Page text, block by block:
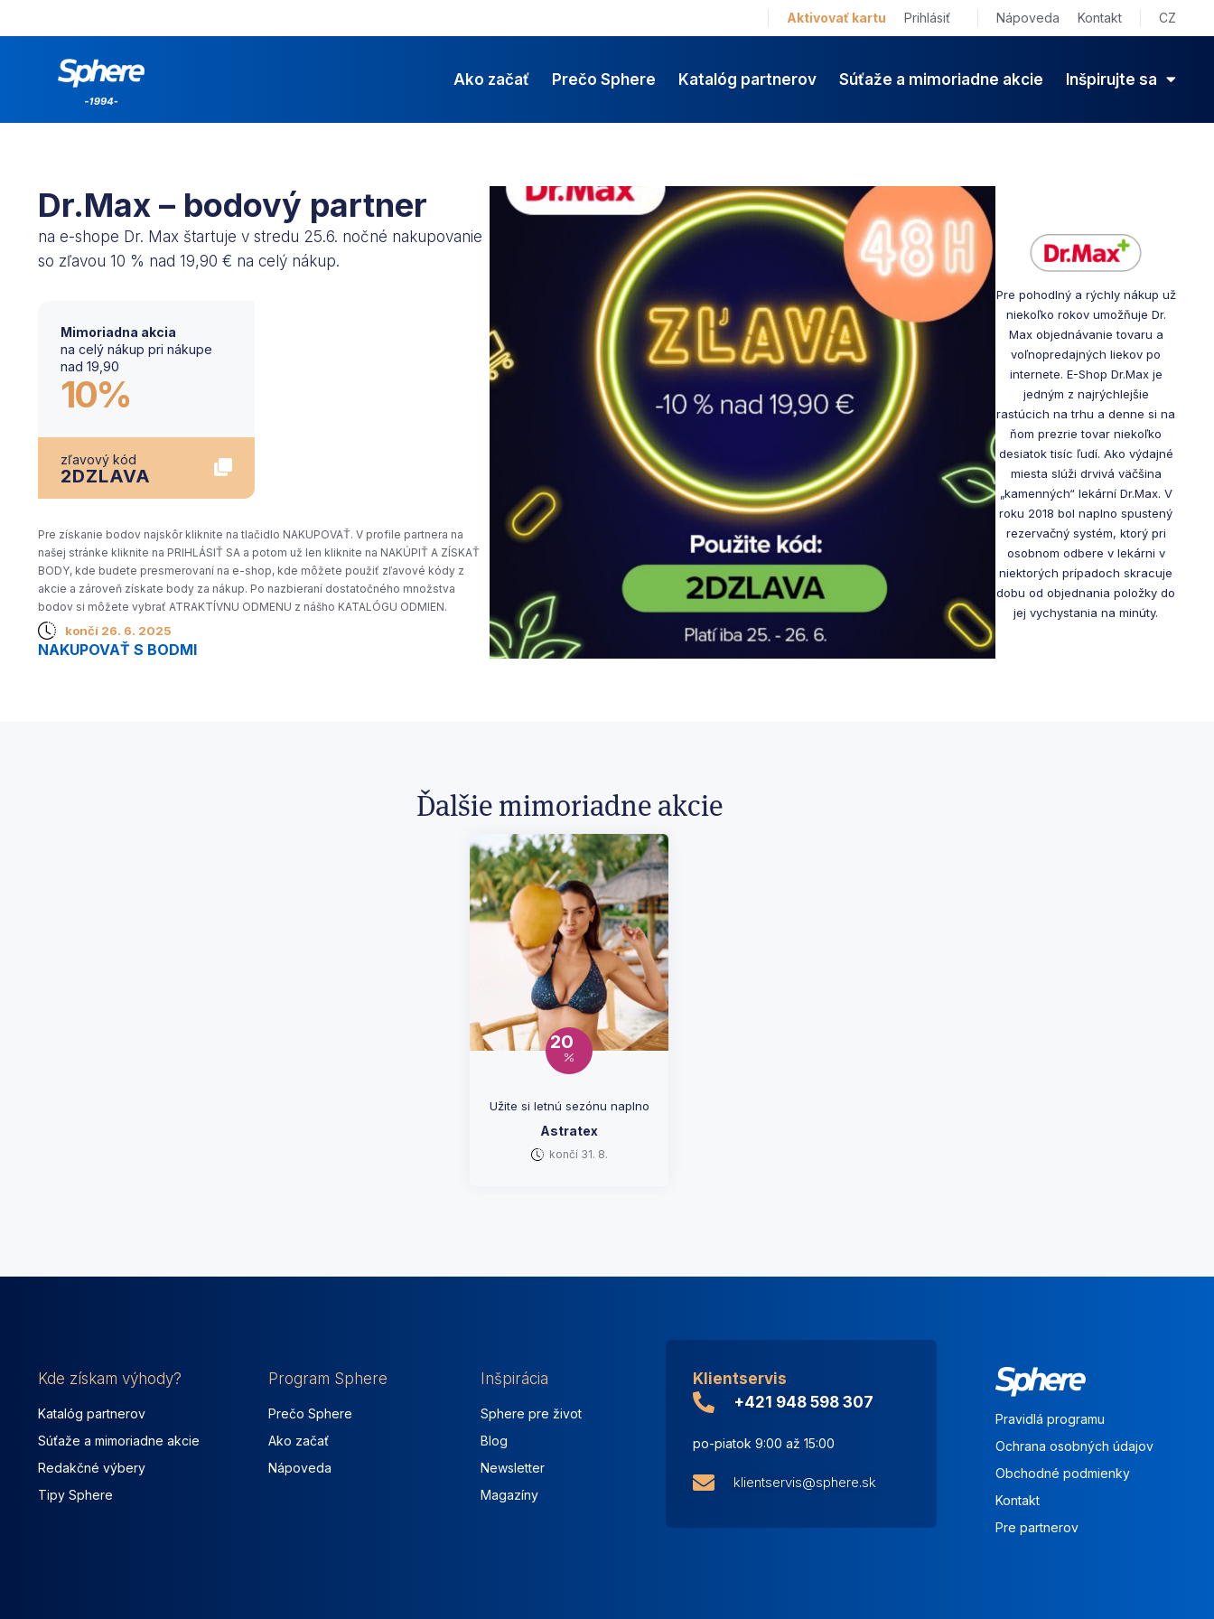
Aktivovať kartu Prihlásiť Nápoveda Kontakt CZ
Ako začať Prečo Sphere Katalóg partnerov Súťaže a mimoriadne akcie Inšpirujte sa
Dr.Max – bodový partner
na e-shope Dr. Max štartuje v stredu 25.6. nočné nakupovanie
so zľavou 10 % nad 19,90 € na celý nákup.
Mimoriadna akcia
na celý nákup pri nákupe
nad 19,90
10%
zľavový kód
2DZLAVA
Pre získanie bodov najskôr kliknite na tlačidlo NAKUPOVAŤ. V profile partnera na
našej stránke kliknite na PRIHLÁSIŤ SA a potom už len kliknite na NAKÚPIŤ A ZÍSKAŤ
BODY, kde budete presmerovaní na e-shop, kde môžete použiť zľavové kódy z
akcie a zároveň získate body za nákup. Po nazbieraní dostatočného množstva
bodov si môžete vybrať ATRAKTÍVNU ODMENU z nášho KATALÓGU ODMIEN.
končí 26. 6. 2025
NAKUPOVAŤ S BODMI
Pre pohodlný a rýchly nákup už
niekoľko rokov umožňuje Dr.
Max objednávanie tovaru a
voľnopredajných liekov po
internete. E-Shop Dr.Max je
jedným z najrýchlejšie
rastúcich na trhu a denne si na
ňom prezrie tovar niekoľko
desiatok tisíc ľudí. Ako výdajné
miesta slúži drvivá väčšina
„kamenných“ lekární Dr.Max. V
roku 2018 bol naplno spustený
rezervačný systém, ktorý pri
osobnom odbere v lekárni v
niektorých prípadoch skracuje
dobu od objednania položky do
jej vychystania na minúty.
Ďalšie mimoriadne akcie
20
Užite si letnú sezónu naplno
Astratex
končí 31. 8.
Kde získam výhody?
Katalóg partnerov
Súťaže a mimoriadne akcie
Redakčné výbery
Tipy Sphere
Program Sphere
Prečo Sphere
Ako začať
Nápoveda
Inšpirácia
Sphere pre život
Blog
Newsletter
Magazíny
Klientservis
+421 948 598 307
po-piatok 9:00 až 15:00
klientservis@sphere.sk
Pravidlá programu
Ochrana osobných údajov
Obchodné podmienky
Kontakt
Pre partnerov